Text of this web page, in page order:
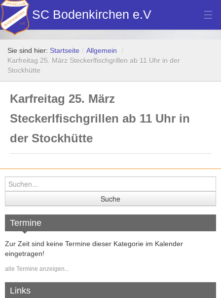
SC Bodenkirchen e.V
Hauptverein
Fußball
Stockschützen
Tennis
Turn- u. Breitensport
Dart
Vereinsheim Hoamat Wirt
Folge uns auf Instagram
Kursangebote
Sie sind hier: Startseite / Allgemein
/
Karfreitag 25. März Steckerlfischgrillen ab 11 Uhr in der
Stockhütte
Karfreitag 25. März
Steckerlfischgrillen ab 11 Uhr in
der Stockhütte
Termine
Zur Zeit sind keine Termine dieser Kategorie im Kalender
eingetragen!
alle Termine anzeigen...
Links